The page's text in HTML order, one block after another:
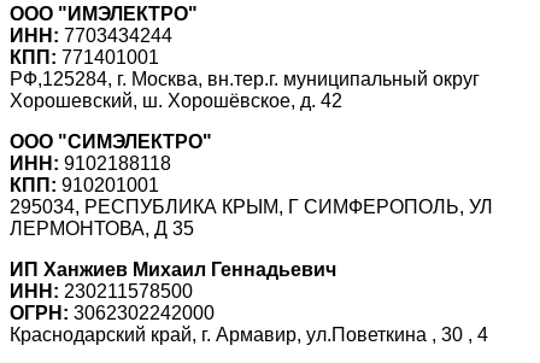
ООО "ИМЭЛЕКТРО"
ИНН: 7703434244
КПП: 771401001
РФ,125284, г. Москва, вн.тер.г. муниципальный округ
Хорошевский, ш. Хорошёвское, д. 42
ООО "СИМЭЛЕКТРО"
ИНН: 9102188118
КПП: 910201001
295034, РЕСПУБЛИКА КРЫМ, Г СИМФЕРОПОЛЬ, УЛ
ЛЕРМОНТОВА, Д 35
ИП Ханжиев Михаил Геннадьевич
ИНН: 230211578500
ОГРН: 3062302242000
Краснодарский край, г. Армавир, ул.Поветкина , 30 , 4